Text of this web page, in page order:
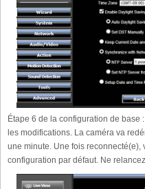
Étape 6 de la configuration de
les modifications. La caméra va
une minute. Une fois
configuration par défaut. Ne